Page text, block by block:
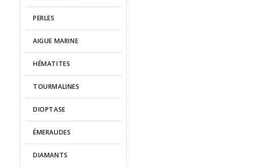
PERLES
AIGUE MARINE
HÉMATITES
TOURMALINES
DIOPTASE
ÉMERAUDES
DIAMANTS